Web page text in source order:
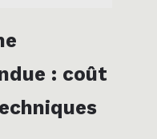
: coût